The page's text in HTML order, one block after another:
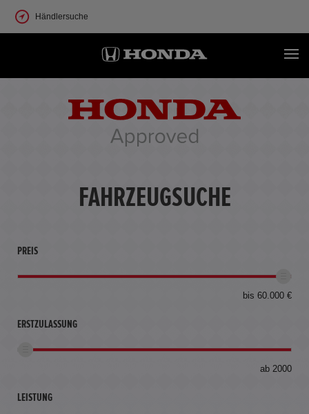
Händlersuche
FAHRZEUGSUCHE
PREIS
bis 60.000 €
ERSTZULASSUNG
ab 2000
LEISTUNG